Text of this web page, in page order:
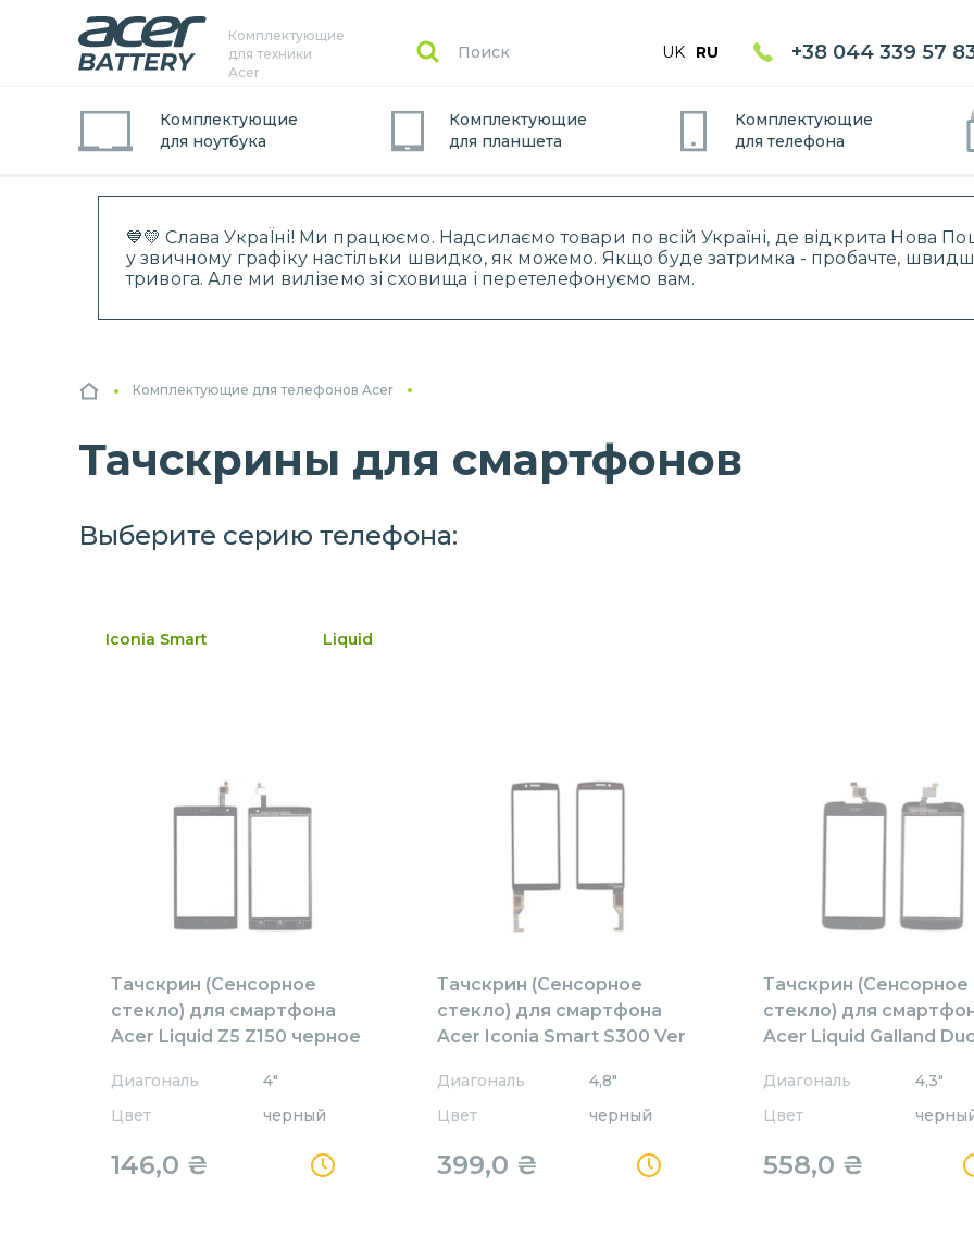
💙💛 Слава УкраЇні! Ми працюємо. Надсилаємо товари по всій Україні, де відкрита Нова
у звичному графіку настільки швидко, як можемо. Якщо буде затримка - пробачте,
тривога. Але ми виліземо зі сховища і перетелефонуємо вам.
Комплектующие
для техники
Acer
UK RU +38 044 339 57
Комплектующие
для ноутбука
Комплектующие
для планшета
Комплектующие
для телефона
Комплектующие для телефонов Acer
Тачскрины для смартфонов
Выберите серию телефона:
Iconia Smart Liquid
Тачскрин (Сенсорное
стекло) для смартфона
Acer Liquid Z5 Z150 черное
Диагональ
4"
Цвет
черный
146,0 ₴
Тачскрин (Сенсорное
стекло) для смартфона
Acer Iconia Smart S300 Ver
Диагональ
4,8"
Цвет
черный
399,0 ₴
Тачскрин (Сенсорное
стекло) для
Acer Liquid Galland
Диагональ
4,3"
Цвет
558,0 ₴